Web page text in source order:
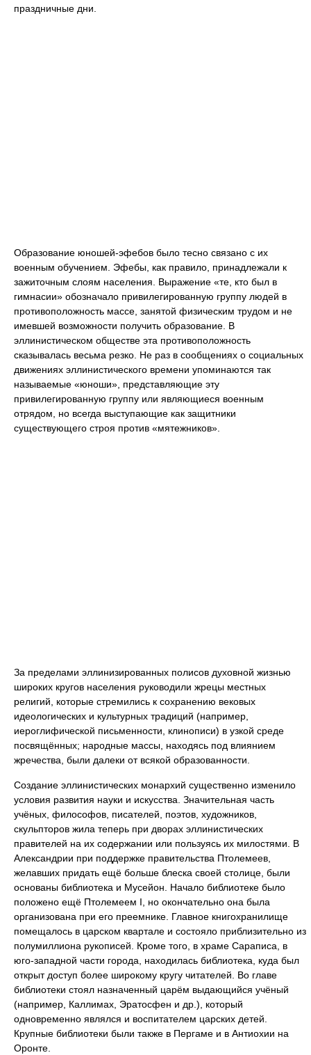
праздничные дни.
Образование юношей-эфебов было тесно связано с их
военным обучением. Эфебы, как правило, принадлежали к
зажиточным слоям населения. Выражение «те, кто был в
гимнасии» обозначало привилегированную группу людей в
противоположность массе, занятой физическим трудом и не
имевшей возможности получить образование. В
эллинистическом обществе эта противоположность
сказывалась весьма резко. Не раз в сообщениях о социальных
движениях эллинистического времени упоминаются так
называемые «юноши», представляющие эту
привилегированную группу или являющиеся военным
отрядом, но всегда выступающие как защитники
существующего строя против «мятежников».
За пределами эллинизированных полисов духовной жизнью
широких кругов населения руководили жрецы местных
религий, которые стремились к сохранению вековых
идеологических и культурных традиций (например,
иероглифической письменности, клинописи) в узкой среде
посвящённых; народные массы, находясь под влиянием
жречества, были далеки от всякой образованности.
Создание эллинистических монархий существенно изменило
условия развития науки и искусства. Значительная часть
учёных, философов, писателей, поэтов, художников,
скульпторов жила теперь при дворах эллинистических
правителей на их содержании или пользуясь их милостями. В
Александрии при поддержке правительства Птолемеев,
желавших придать ещё больше блеска своей столице, были
основаны библиотека и Мусейон. Начало библиотеке было
положено ещё Птолемеем I, но окончательно она была
организована при его преемнике. Главное книгохранилище
помещалось в царском квартале и состояло приблизительно из
полумиллиона рукописей. Кроме того, в храме Сараписа, в
юго-западной части города, находилась библиотека, куда был
открыт доступ более широкому кругу читателей. Во главе
библиотеки стоял назначенный царём выдающийся учёный
(например, Каллимах, Эратосфен и др.), который
одновременно являлся и воспитателем царских детей.
Крупные библиотеки были также в Пергаме и в Антиохии на
Оронте.